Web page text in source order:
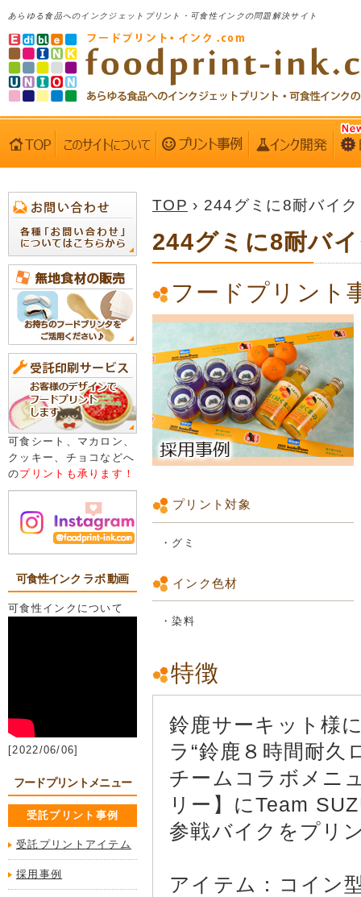
あらゆる食品へのインクジェットプリント・可食性インクの問題解決サイト
可食シート、マカロン、
クッキー、チョコなどへ
のプリントも承ります！
可食性インク ラボ 動画
可食性インクについて
[2022/06/06]
フードプリントメニュー
受託プリント事例
受託プリントアイテム
採用事例
TOP › 244グミに8耐バイク
244グミに8耐バ
フードプリント
プリント対象
・グミ
インク色材
・染料
特徴
鈴鹿サーキット様
ラ“鈴鹿８時間耐久
チームコラボメニ
リー】にTeam
参戦バイクをプリ
アイテム：コイン